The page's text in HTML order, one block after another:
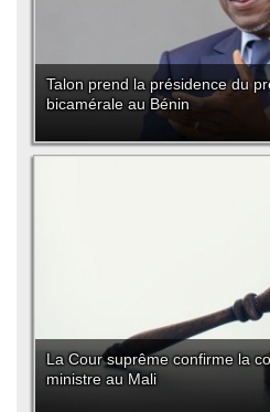
Talon prend la présidence du
bicamérale au Bénin
La Cour suprême confirme la
ministre au Mali